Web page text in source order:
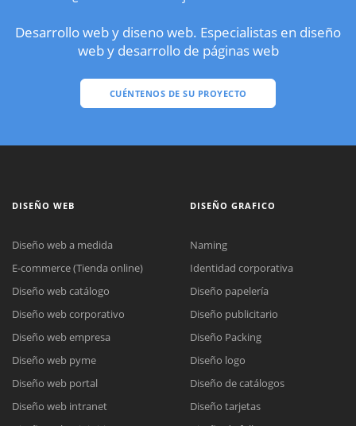
Desarrollo web y diseno web. Especialistas en diseño
web y desarrollo de páginas web
CUÉNTENOS DE SU PROYECTO
DISEÑO WEB
Diseño web a medida
E-commerce (Tienda online)
Diseño web catálogo
Diseño web corporativo
Diseño web empresa
Diseño web pyme
Diseño web portal
Diseño web intranet
DISEÑO GRAFICO
Naming
Identidad corporativa
Diseño papelería
Diseño publicitario
Diseño Packing
Diseño logo
Diseño de catálogos
Diseño tarjetas